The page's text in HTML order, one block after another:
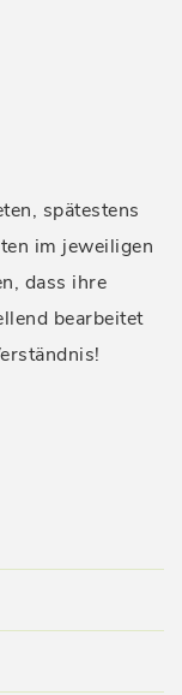
spätestens
im jeweiligen
dass ihre
bearbeitet